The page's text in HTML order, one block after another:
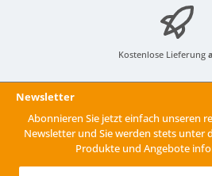
Kostenlose Lieferung
Newsletter
Abonnieren Sie jetzt einfach unseren
Newsletter und Sie werden stets unter
Produkte und Angebote